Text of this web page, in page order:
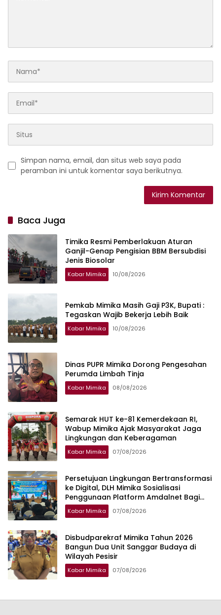
Simpan nama, email, dan situs web saya pada
peramban ini untuk komentar saya berikutnya.
Baca Juga
Timika Resmi Pemberlakuan Aturan
Ganjil-Genap Pengisian BBM Bersubdisi
Jenis Biosolar
Kabar Mimika 10/08/2026
Pemkab Mimika Masih Gaji P3K, Bupati :
Tegaskan Wajib Bekerja Lebih Baik
Kabar Mimika 10/08/2026
Dinas PUPR Mimika Dorong Pengesahan
Perumda Limbah Tinja
Kabar Mimika 08/08/2026
Semarak HUT ke-81 Kemerdekaan RI,
Wabup Mimika Ajak Masyarakat Jaga
Lingkungan dan Keberagaman
Kabar Mimika 07/08/2026
Persetujuan Lingkungan Bertransformasi
ke Digital, DLH Mimika Sosialisasi
Penggunaan Platform Amdalnet Bagi
Pelaku Usaha
Kabar Mimika 07/08/2026
Disbudparekraf Mimika Tahun 2026
Bangun Dua Unit Sanggar Budaya di
Wilayah Pesisir
Kabar Mimika 07/08/2026